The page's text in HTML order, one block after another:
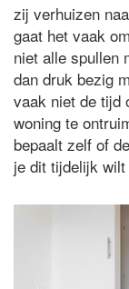
zij verhuizen
gaat het vaak
niet alle spullen
dan druk bezig
vaak niet de tijd
woning te
bepaalt zelf of
je dit tijdelijk